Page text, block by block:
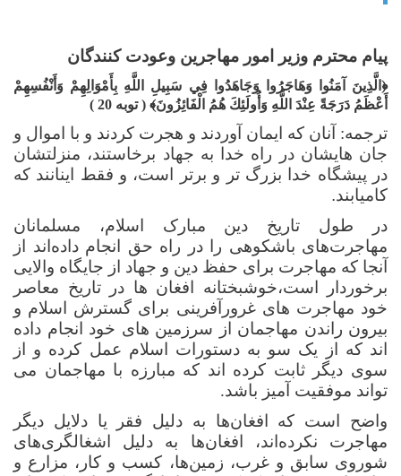
پیام محترم وزیر امور مهاجرین وعودت کنندگان
﴿ الَّذِينَ آمَنُوا وَهَاجَرُوا وَجَاهَدُوا فِي سَبِيلِ اللَّهِ بِأَمْوَالِهِمْ وَأَنْفُسِهِمْ
أَعْظَمُ دَرَجَةً عِنْدَ اللَّهِ وَأُولَئِكَ هُمُ الْفَائِزُونَ﴾ ( توبه 20 )
ترجمه: آنان که ایمان آوردند و هجرت کردند و با اموال و
جان هایشان در راه خدا به جهاد برخاستند، منزلتشان
در پیشگاه خدا بزرگ تر و برتر است، و فقط اینانند که
کامیابند.
در طول تاریخ دین مبارک اسلام، مسلمانان
مهاجرت‌های باشکوهی را در راه حق انجام داده‌اند از
آنجا که مهاجرت برای حفظ دین و جهاد از جایگاه والایی
برخوردار است،خوشبختانه افغان ها در تاریخ معاصر
خود مهاجرت های غرورآفرینی برای گسترش اسلام و
بیرون راندن مهاجمان از سرزمین های خود انجام داده
اند که از یک سو به دستورات اسلام عمل کرده و از
سوی دیگر ثابت کرده اند که مبارزه با مهاجمان می
تواند موفقیت آمیز باشد.
واضح است که افغان‌ها به دلیل فقر یا دلایل دیگر
مهاجرت نکرده‌اند، افغان‌ها به دلیل اشغالگری‌های
شوروی سابق و غرب، زمین‌ها، کسب و کار، مزارع و